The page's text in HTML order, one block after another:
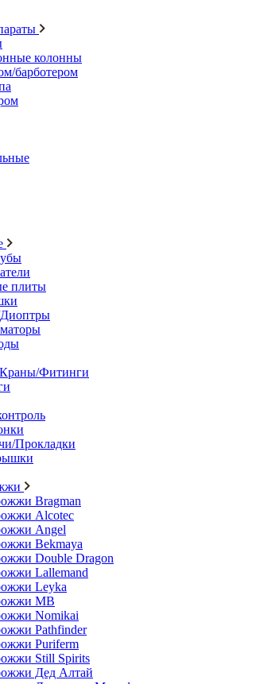
колонны
барботером
плиты
Фитинги
Прокладки
Bragman
Alcotec
Angel
Bekmaya
Double Dragon
Lallemand
Leyka
MB
Nomikai
Pathfinder
Puriferm
Still Spirits
Дед Алтай